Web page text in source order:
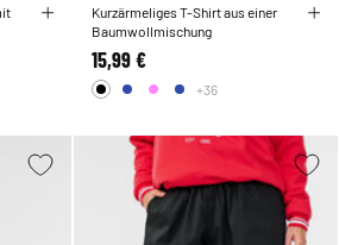
Kurzärmeliges T-Shirt aus einer
Baumwollmischung
15,99 €
+36